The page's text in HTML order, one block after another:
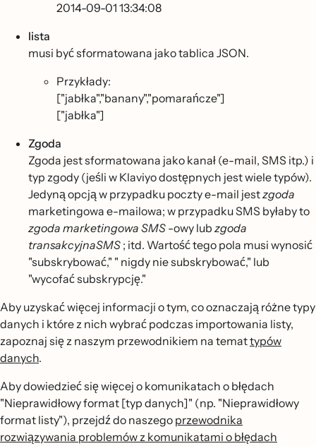
2014-09-01 13:34:08
lista
musi być sformatowana jako tablica JSON.
Przykłady:
["jabłka","banany","pomarańcze"]
["jabłka"]
Zgoda
Zgoda jest sformatowana jako kanał (e-mail, SMS itp.) i
typ zgody (jeśli w Klaviyo dostępnych jest wiele typów).
Jedyną opcją w przypadku poczty e-mail jestzgoda
marketingowa e-mailowa; w przypadku SMS byłaby to
zgoda marketingowa SMS -owy lub zgoda
transakcyjnaSMS ; itd. Wartość tego pola musi wynosić
"subskrybować," " nigdy nie subskrybować," lub
"wycofać subskrypcję."
Aby uzyskać więcej informacji o tym, co oznaczają różne typy
danych i które z nich wybrać podczas importowania listy,
zapoznaj się z naszym przewodnikiem na temattypów
danych.
Aby dowiedzieć się więcej o komunikatach o błędach
"Nieprawidłowy format [typ danych]" (np. "Nieprawidłowy
format listy"), przejdź do naszego przewodnika
rozwiązywania problemów z komunikatami o błędach